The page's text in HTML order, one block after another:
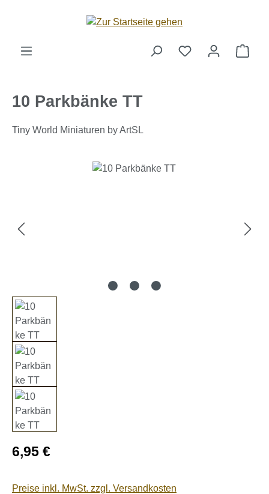
Zum Hauptinhalt springen
10 Parkbänke TT
Tiny World Miniaturen by ArtSL
Bildergalerie überspringen
Regulärer Preis:
6,95 €
Preise inkl. MwSt. zzgl. Versandkosten